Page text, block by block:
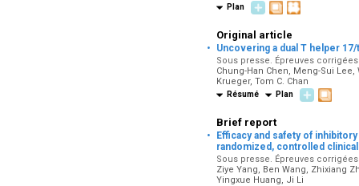
Plan
Original article
· Uncovering a dual T helper
Sous presse. Épreuves
Chung-Han Chen, Meng-Sui Lee,
Krueger, Tom C. Chan
Résumé Plan
Brief report
·
Efficacy and safety of
randomized, controlled
Sous presse. Épreuves
Ziye Yang, Ben Wang, Zhixiang
Yingxue Huang, Ji Li